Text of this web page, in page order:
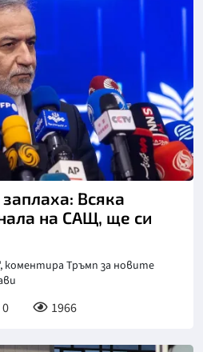
Всяка
на САЩ, ще си
коментира Тръмп за новите
0 1966